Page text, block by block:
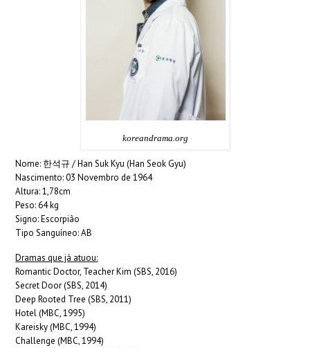
koreandrama.org
Nome: 한석규 / Han Suk Kyu (Han Seok Gyu)
Nascimento: 03 Novembro de 1964
Altura: 1,78cm
Peso: 64 kg
Signo: Escorpião
Tipo Sanguíneo: AB
Dramas que já atuou:
Romantic Doctor, Teacher Kim (SBS, 2016)
Secret Door (SBS, 2014)
Deep Rooted Tree (SBS, 2011)
Hotel (MBC, 1995)
Kareisky (MBC, 1994)
Challenge (MBC, 1994)